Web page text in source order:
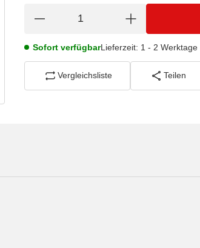
Sofort verfügbarLieferzeit: 1 - 2 Werktage
Vergleichsliste Teilen